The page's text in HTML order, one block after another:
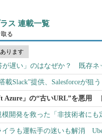
ス 連載一覧
る
ります
が遅い」のはなぜか？ 既存
載Slack”提供、Salesforceが狙
Azure」の“古いURL”を悪用
開発を救った「非技術者に
イラも運転手の迷いも解消